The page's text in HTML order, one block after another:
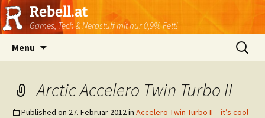
Rebell.at
Games, Tech & Nerdstuff mit nur 0,9% Fett!
Menu
Suchen
nach:
Arctic Accelero Twin Turbo II
Published on 27. Februar 2012in Accelero Twin Turbo II – it’s cool